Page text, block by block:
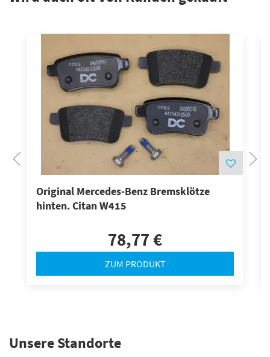
Original Mercedes-Benz Bremsklötze
hinten. Citan W415
78,77 €
ZUM PRODUKT
Unsere Standorte